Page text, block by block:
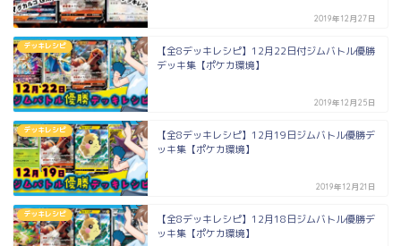
2019年12月27日
デッキレシピ
【全8デッキレシピ】12月22日付ジムバトル優勝
デッキ集【ポケカ環境】
2019年12月25日
デッキレシピ
【全8デッキレシピ】12月19日ジムバトル優勝デ
ッキ集【ポケカ環境】
2019年12月21日
デッキレシピ
【全8デッキレシピ】12月18日ジムバトル優勝デ
ッキ集【ポケカ環境】